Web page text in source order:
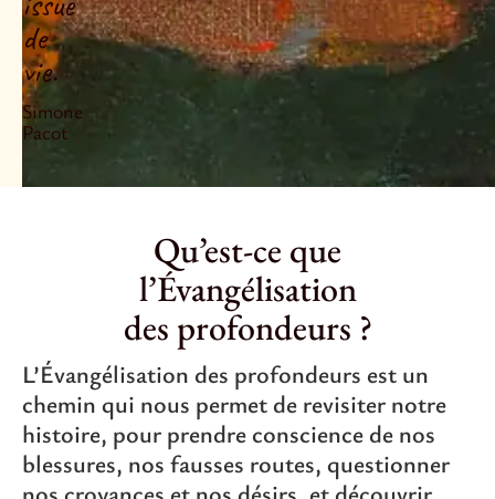
de
vie.
Simone
Pacot
Qu’est-ce que
l’Évangélisation
des profondeurs ?
L’Évangélisation des profondeurs est un
chemin qui nous permet de revisiter notre
histoire, pour prendre conscience de nos
blessures, nos fausses routes, questionner